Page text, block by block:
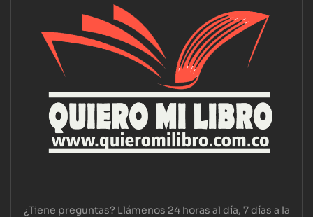
¿Tiene preguntas? Llámenos 24 horas al día, 7 días a la